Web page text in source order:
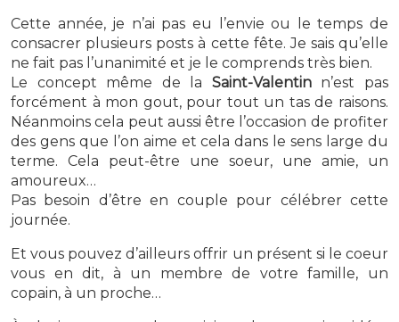
Cette année, je n’ai pas eu l’envie ou le temps de
consacrer plusieurs posts à cette fête. Je sais qu’elle
ne fait pas l’unanimité et je le comprends très bien.
Le concept même de la Saint-Valentinn’est pas
forcément à mon gout, pour tout un tas de raisons.
Néanmoins cela peut aussi être l’occasion de profiter
des gens que l’on aime et cela dans le sens large du
terme. Cela peut-être une soeur, une amie, un
amoureux…
Pas besoin d’être en couple pour célébrer cette
journée.
Et vous pouvez d’ailleurs offrir un présent si le coeur
vous en dit, à un membre de votre famille, un
copain, à un proche…